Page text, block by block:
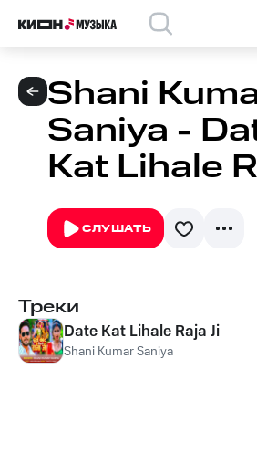
Shani
Saniya -
Kat Lihale
СЛУШАТЬ
Треки
Date Kat Lihale Raja Ji
Shani Kumar Saniya